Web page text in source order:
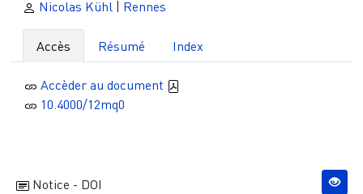
Nicolas Kühl | Rennes
Accès Résumé Index
Accèder au document
10.4000/12mq0
Notice - DOI